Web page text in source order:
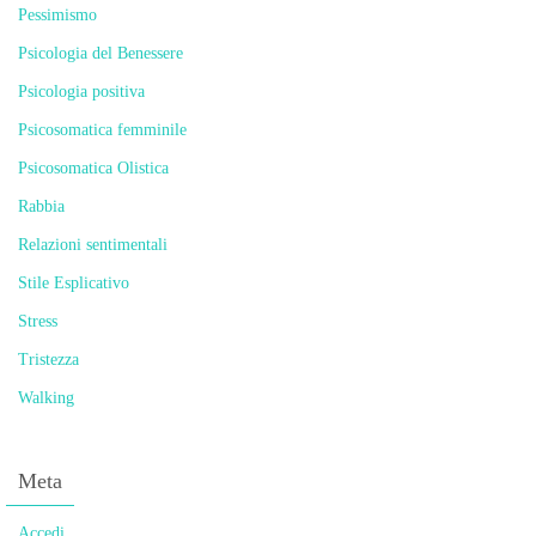
Pessimismo
Psicologia del Benessere
Psicologia positiva
Psicosomatica femminile
Psicosomatica Olistica
Rabbia
Relazioni sentimentali
Stile Esplicativo
Stress
Tristezza
Walking
Meta